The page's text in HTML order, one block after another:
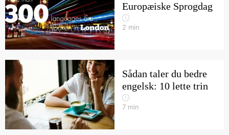
Europæiske Sprogdag
2 min
Sådan taler du bedre
engelsk: 10 lette trin
7 min